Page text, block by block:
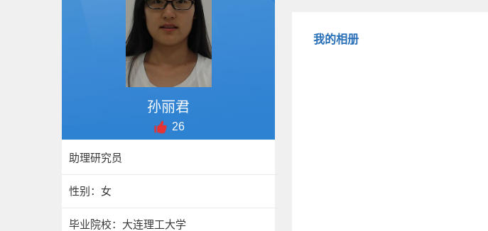
孙丽君
26
助理研究员
性别：女
毕业院校：大连理工大学
我的相册